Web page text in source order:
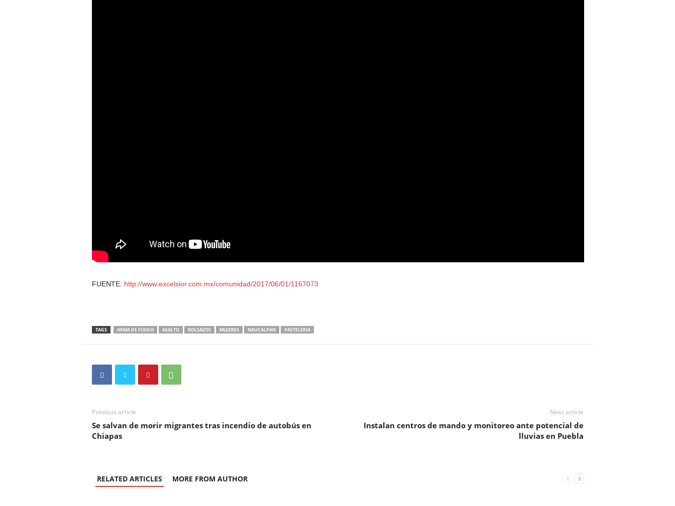
FUENTE: http://www.excelsior.com.mx/comunidad/2017/06/01/1167073
TAGS ARMA DE FUEGO ASALTO BOLSAZOS MUJERES NAUCALPAN PASTELERIA
Previous article
Se salvan de morir migrantes tras incendio de autobús en
Chiapas
Next article
Instalan centros de mando y monitoreo ante potencial de
lluvias en Puebla
RELATED ARTICLES MORE FROM AUTHOR